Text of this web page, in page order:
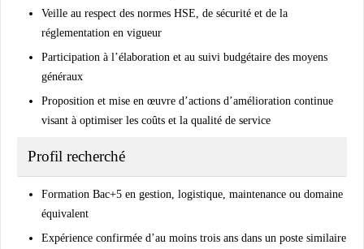
Veille au respect des normes HSE, de sécurité et de la
réglementation en vigueur
Participation à l’élaboration et au suivi budgétaire des moyens
généraux
Proposition et mise en œuvre d’actions d’amélioration continue
visant à optimiser les coûts et la qualité de service
Profil recherché
Formation Bac+5 en gestion, logistique, maintenance ou domaine
équivalent
Expérience confirmée d’au moins trois ans dans un poste similaire